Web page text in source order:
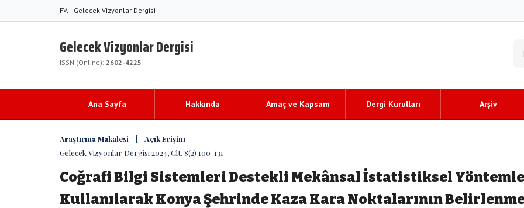
FVJ - Gelecek Vizyonlar Dergisi
Gelecek Vizyonlar Dergisi
ISSN (Online): 2602-4225
Ana Sayfa Hakkında Amaç ve Kapsam Dergi Kurulları Arşiv
Araştırma Makalesi | Açık Erişim
Gelecek Vizyonlar Dergisi 2024, Clt. 8(2) 100-131
Coğrafi Bilgi Sistemleri Destekli Mekânsal İstatistiksel
Kullanılarak Konya Şehrinde Kaza Kara Noktalarının